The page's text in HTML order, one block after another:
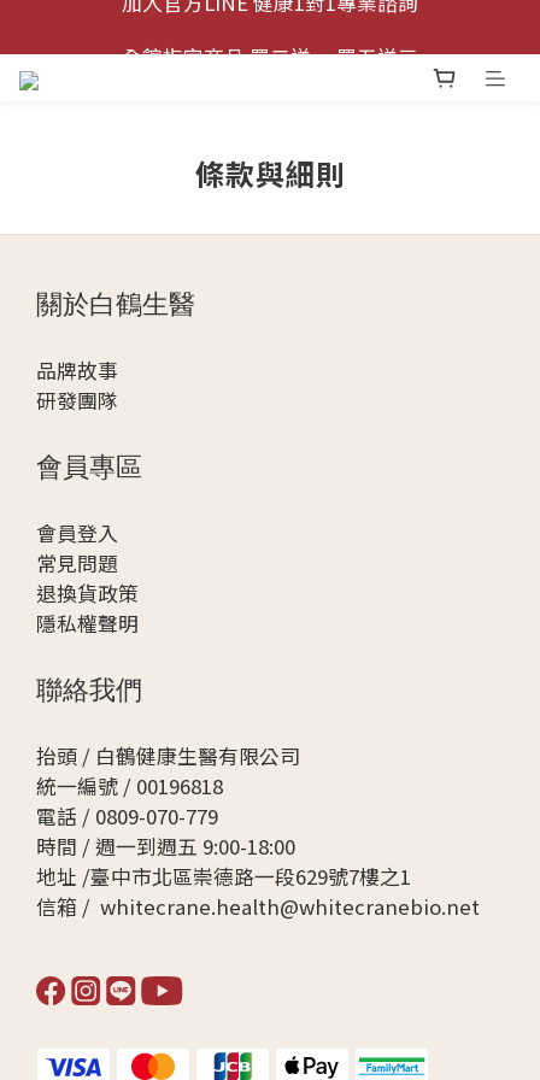
全館指定商品 買二送一 買五送三
條款與細則
關於白鶴生醫
品牌故事
研發團隊
會員專區
會員登入
常見問題
退換貨政策
隱私權聲明
聯絡我們
抬頭 / 白鶴健康生醫有限公司
統一編號 / 00196818
電話 / 0809-070-779
時間 / 週一到週五 9:00-18:00
地址 /臺中市北區崇德路一段629號7樓之1
信箱 / whitecrane.health@whitecranebio.net